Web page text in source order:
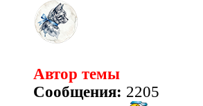
Автор темы
Сообщения: 2205